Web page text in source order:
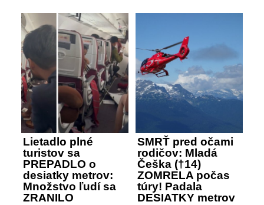
Lietadlo plné
turistov sa
PREPADLO o
desiatky metrov:
Množstvo ľudí sa
ZRANILO
SMRŤ pred očami
rodičov: Mladá
Češka (†14)
ZOMRELA počas
túry! Padala
DESIATKY metrov